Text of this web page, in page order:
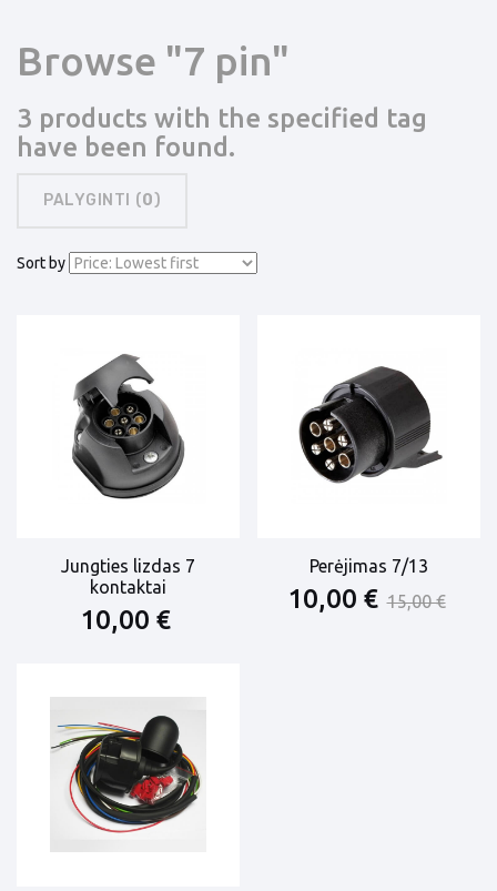
Browse "7 pin"
3 products with the specified tag
have been found.
PALYGINTI (0)
Sort by
Jungties lizdas 7
kontaktai
10,00 €
Perėjimas 7/13
10,00 € 15,00 €